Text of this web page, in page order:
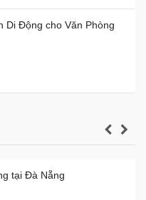
Di Động cho Văn Phòng
DI ĐỘNG nhà hàng
động ở TP HCM giá bao
Hồ Chí Minh
tại Đà Nẵng